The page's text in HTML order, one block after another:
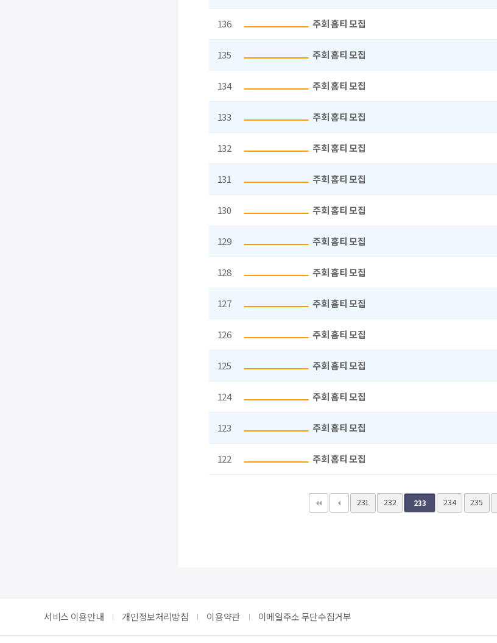
136 주회 홈티 모집
135 주회 홈티 모집
134 주회 홈티 모집
133 주회 홈티 모집
132 주회 홈티 모집
131 주회 홈티 모집
130 주회 홈티 모집
129 주회 홈티 모집
128 주회 홈티 모집
127 주회 홈티 모집
126 주회 홈티 모집
125 주회 홈티 모집
124 주회 홈티 모집
123 주회 홈티 모집
122 주회 홈티 모집
231 232 233 234 235
서비스 이용안내 개인정보처리방침 이용약관 이메일주소 무단수집거부